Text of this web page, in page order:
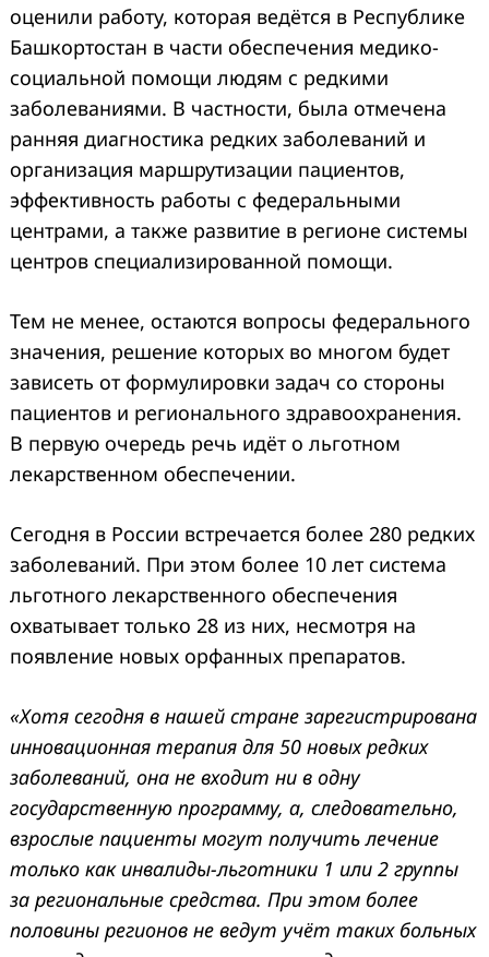
оценили работу, которая ведётся в Республике
Башкортостан в части обеспечения медико-
социальной помощи людям с редкими
заболеваниями. В частности, была отмечена
ранняя диагностика редких заболеваний и
организация маршрутизации пациентов,
эффективность работы с федеральными
центрами, а также развитие в регионе системы
центров специализированной помощи.
Тем не менее, остаются вопросы федерального
значения, решение которых во многом будет
зависеть от формулировки задач со стороны
пациентов и регионального здравоохранения.
В первую очередь речь идёт о льготном
лекарственном обеспечении.
Сегодня в России встречается более 280 редких
заболеваний. При этом более 10 лет система
льготного лекарственного обеспечения
охватывает только 28 из них, несмотря на
появление новых орфанных препаратов.
«Хотя сегодня в нашей стране зарегистрирована
инновационная терапия для 50 новых редких
заболеваний, она не входит ни в одну
государственную программу, а, следовательно,
взрослые пациенты могут получить лечение
только как инвалиды-льготники 1 или 2 группы
за региональные средства. При этом более
половины регионов не ведут учёт таких больных